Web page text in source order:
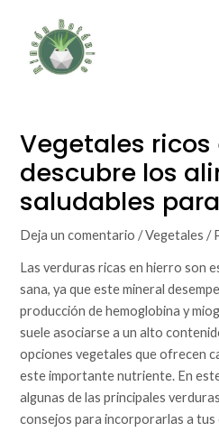
contenido
Vegetales ricos
descubre los
saludables
Deja un comentario /Vegetales /
Las verduras ricas en hierro son
sana, ya que este mineral
producción de hemoglobina y
suele asociarse a un alto
opciones vegetales que ofrecen
este importante nutriente. En
algunas de las principales
consejos para incorporarlas a tus